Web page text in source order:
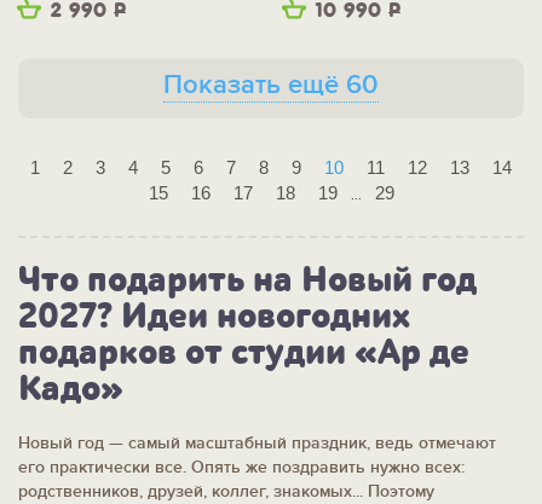
2 990 Р 10 990 Р
Показать ещё 60
1 2 3 4 5 6 7 8 9 10 11 12 13
14
15
16 17 18 19 ... 29
Что подарить на Новый год
2027? Идеи новогодних
подарков от студии «Ар де
Кадо»
Новый год — самый масштабный праздник, ведь отмечают
его практически все. Опять же поздравить нужно всех:
родственников, друзей, коллег, знакомых... Поэтому